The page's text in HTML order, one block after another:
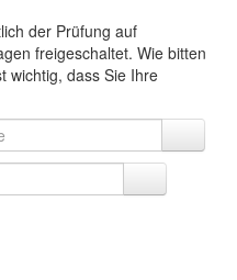
der Prüfung auf
freigeschaltet. Wie bitten
wichtig, dass Sie Ihre